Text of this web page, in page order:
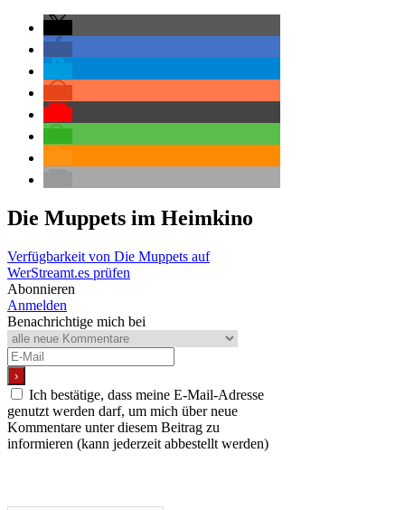
Die Muppets im Heimkino
Verfügbarkeit von Die Muppets auf
WerStreamt.es prüfen
Abonnieren
Anmelden
Benachrichtige mich bei
Ich bestätige, dass meine E-Mail-Adresse
genutzt werden darf, um mich über neue
Kommentare unter diesem Beitrag zu
informieren (kann jederzeit abbestellt werden)